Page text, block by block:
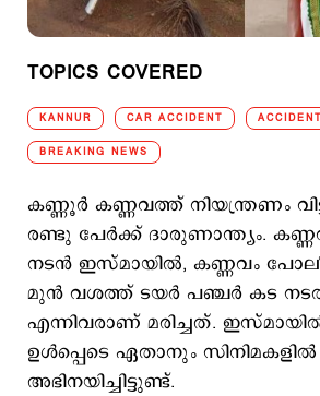
TOPICS COVERED
KANNUR CAR ACCIDENT ACCIDENT
BREAKING NEWS
കണ്ണൂര്‍ കണ്ണവത്ത് നിയന്ത്രണം
രണ്ടു പേർക്ക് ദാരുണാന്ത്യം.
നടന്‍ ഇസ്മായില്‍, കണ്ണവം
മുൻ വശത്ത് ടയർ പഞ്ചര്‍ കട
എന്നിവരാണ് മരിച്ചത്.
ഉള്‍പ്പെടെ ഏതാനും സിനിമകളില്‍
അഭിനയിച്ചിട്ടുണ്ട്.